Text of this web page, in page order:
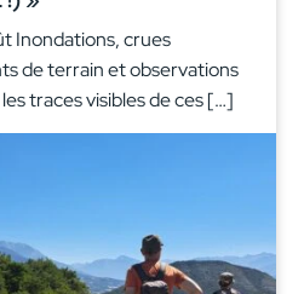
Inondations, crues
de terrain et observations
traces visibles de ces […]